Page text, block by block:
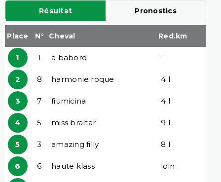
Résultat Pronostics
Place N° Cheval Red.km
1 1 a babord -
2 8 harmonie roque 4 l
3 7 fiumicina 4 l
4 5 miss braltar 9 l
5 3 amazing filly 8 l
6 6 haute klass loin